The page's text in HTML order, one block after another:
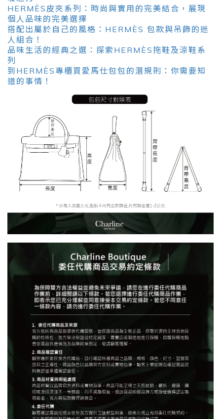
HERMÈS皮夾系列：時尚與實用的完美結合，展現
個人品味的完美選擇
搭配出屬於自己的風格：HERMÈS 包款與吊飾的迷
人組合！
品味生活的經典之選：探索HERMÈS拖鞋及涼鞋系
列
到HERMÈS專櫃買愛馬仕包包的潛規則：你需要知
道的事情！